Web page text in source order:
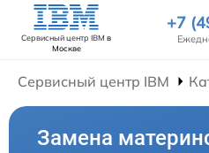
Сервисный центр IBM в
Москве
+7
Сервисный центр IBM
Замена